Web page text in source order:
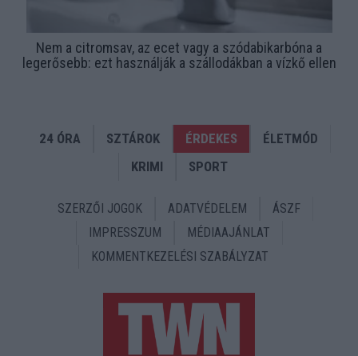
Nem a citromsav, az ecet vagy a szódabikarbóna a
legerősebb: ezt használják a szállodákban a vízkő ellen
24 ÓRA SZTÁROK ÉRDEKES
ÉLETMÓD
KRIMI
SPORT
SZERZŐI JOGOK ADATVÉDELEM
ÁSZF
IMPRESSZUM
MÉDIAAJÁNLAT
KOMMENTKEZELÉSI SZABÁLYZAT